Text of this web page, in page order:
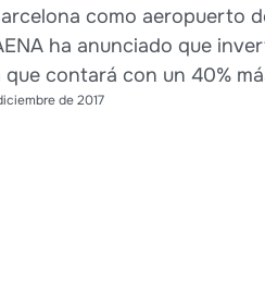
como aeropuerto
ha anunciado que
contará con un 40%
de 2017